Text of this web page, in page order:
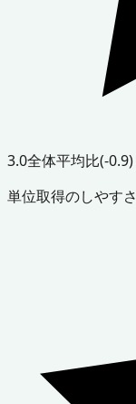
3.0全体平均比(-0.9)
単位取得のしやすさ